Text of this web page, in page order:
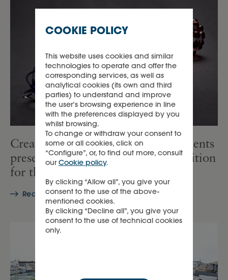
Creative Academy Richemont's talents
present the "Secret Garden" exhibition
for the Milan Design Week 2024
Read more on Linkedin
COOKIE POLICY
This website uses cookies and similar
technologies to operate and offer the
corresponding services, as well as
analytical cookies (its own and third
parties) to understand and improve
the user’s browsing experience in line
with the preferences displayed by you
whilst browsing.
To change or withdraw your consent to
some or all cookies, click on
“Configure”, or, to find out more, consult
ourCookie policy.
By clicking “Allow all”, you give your
consent to the use of the above-
mentioned cookies.
By clicking “Decline all”, you give your
consent to the use of technical cookies
only.